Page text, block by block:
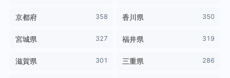
京都府 358 香川県 350
宮城県 327 福井県 319
滋賀県 301 三重県 286